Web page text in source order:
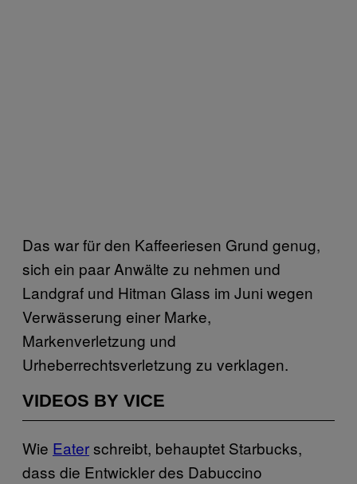
Das war für den Kaffeeriesen Grund genug,
sich ein paar Anwälte zu nehmen und
Landgraf und Hitman Glass im Juni wegen
Verwässerung einer Marke,
Markenverletzung und
Urheberrechtsverletzung zu verklagen.
VIDEOS BY VICE
Wie Eaterschreibt, behauptet Starbucks,
dass die Entwickler des Dabuccino